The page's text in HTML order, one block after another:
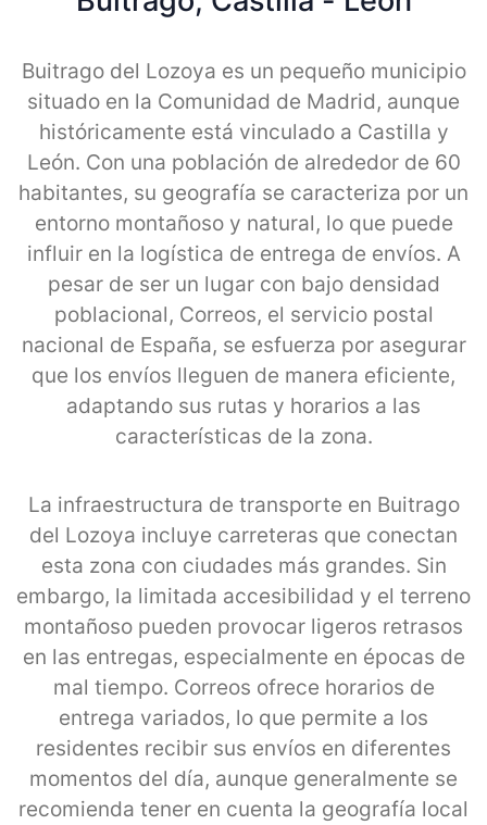
Buitrago del Lozoya es un pequeño municipio
situado en la Comunidad de Madrid, aunque
históricamente está vinculado a Castilla y
León. Con una población de alrededor de 60
habitantes, su geografía se caracteriza por un
entorno montañoso y natural, lo que puede
influir en la logística de entrega de envíos. A
pesar de ser un lugar con bajo densidad
poblacional, Correos, el servicio postal
nacional de España, se esfuerza por asegurar
que los envíos lleguen de manera eficiente,
adaptando sus rutas y horarios a las
características de la zona.
La infraestructura de transporte en Buitrago
del Lozoya incluye carreteras que conectan
esta zona con ciudades más grandes. Sin
embargo, la limitada accesibilidad y el terreno
montañoso pueden provocar ligeros retrasos
en las entregas, especialmente en épocas de
mal tiempo. Correos ofrece horarios de
entrega variados, lo que permite a los
residentes recibir sus envíos en diferentes
momentos del día, aunque generalmente se
recomienda tener en cuenta la geografía local